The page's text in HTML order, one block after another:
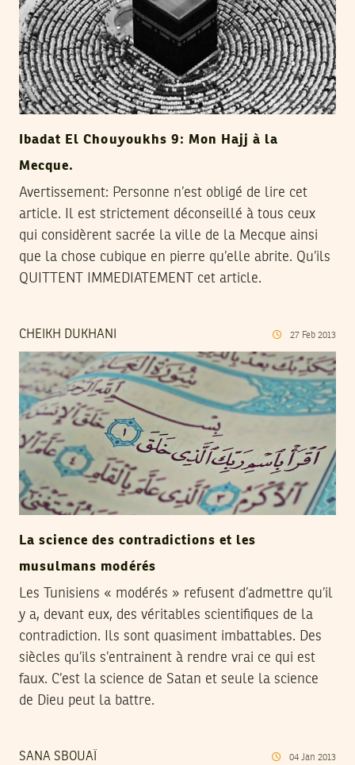
Ibadat El Chouyoukhs 9: Mon Hajj à la
Mecque.
Avertissement: Personne n’est obligé de lire cet
article. Il est strictement déconseillé à tous ceux
qui considèrent sacrée la ville de la Mecque ainsi
que la chose cubique en pierre qu’elle abrite. Qu’ils
QUITTENT IMMEDIATEMENT cet article.
CHEIKH DUKHANI 27 Feb 2013
La science des contradictions et les
musulmans modérés
Les Tunisiens « modérés » refusent d’admettre qu’il
y a, devant eux, des véritables scientifiques de la
contradiction. Ils sont quasiment imbattables. Des
siècles qu’ils s’entrainent à rendre vrai ce qui est
faux. C’est la science de Satan et seule la science
de Dieu peut la battre.
SANA SBOUAÏ 04 Jan 2013